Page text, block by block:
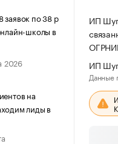
заявок по 38 р
школы в
2026
на
лиды в
ИП
ИП
Данные